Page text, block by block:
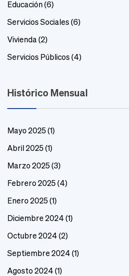
Educación(6)
Servicios Sociales (6)
Vivienda(2)
Servicios Públicos (4)
Histórico Mensual
Mayo 2025(1)
Abril 2025(1)
Marzo 2025(3)
Febrero 2025(4)
Enero 2025(1)
Diciembre 2024 (1)
Octubre 2024 (2)
Septiembre 2024 (1)
Agosto 2024 (1)